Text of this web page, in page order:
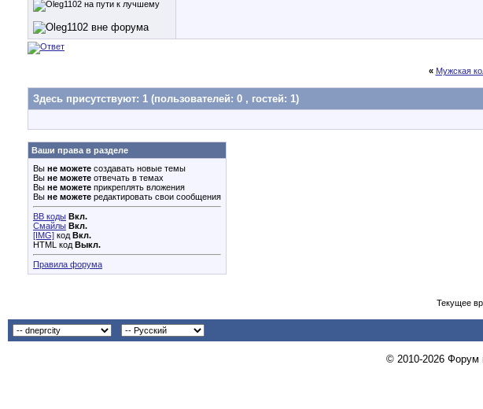
« Мужская
Здесь присутствуют: 1 (пользователей: 0 , гостей: 1)
Ваши права в разделе
Вы не можете создавать новые темы
Вы не можете отвечать в темах
Вы не можете прикреплять вложения
Вы не можете редактировать свои сообщения
BB коды Вкл.
Смайлы Вкл.
[IMG] код Вкл.
HTML код Выкл.
Правила форума
Текущее
© 2010-2026 Форум